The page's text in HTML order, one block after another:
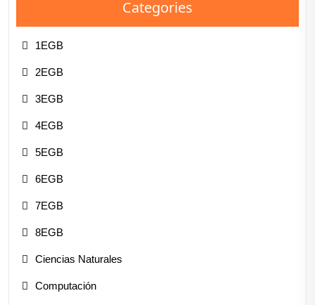
Categories
1EGB
2EGB
3EGB
4EGB
5EGB
6EGB
7EGB
8EGB
Ciencias Naturales
Computación